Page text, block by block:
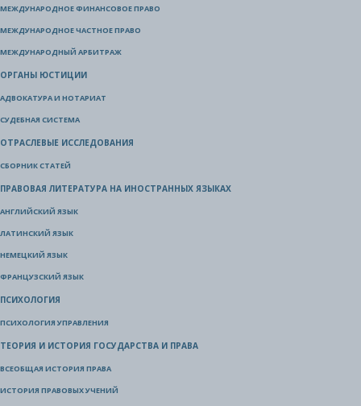
МЕЖДУНАРОДНОЕ ФИНАНСОВОЕ ПРАВО
МЕЖДУНАРОДНОЕ ЧАСТНОЕ ПРАВО
МЕЖДУНАРОДНЫЙ АРБИТРАЖ
ОРГАНЫ ЮСТИЦИИ
АДВОКАТУРА И НОТАРИАТ
СУДЕБНАЯ СИСТЕМА
ОТРАСЛЕВЫЕ ИССЛЕДОВАНИЯ
СБОРНИК СТАТЕЙ
ПРАВОВАЯ ЛИТЕРАТУРА НА ИНОСТРАННЫХ ЯЗЫКАХ
АНГЛИЙСКИЙ ЯЗЫК
ЛАТИНСКИЙ ЯЗЫК
НЕМЕЦКИЙ ЯЗЫК
ФРАНЦУЗСКИЙ ЯЗЫК
ПСИХОЛОГИЯ
ПСИХОЛОГИЯ УПРАВЛЕНИЯ
ТЕОРИЯ И ИСТОРИЯ ГОСУДАРСТВА И ПРАВА
ВСЕОБЩАЯ ИСТОРИЯ ПРАВА
ИСТОРИЯ ПРАВОВЫХ УЧЕНИЙ